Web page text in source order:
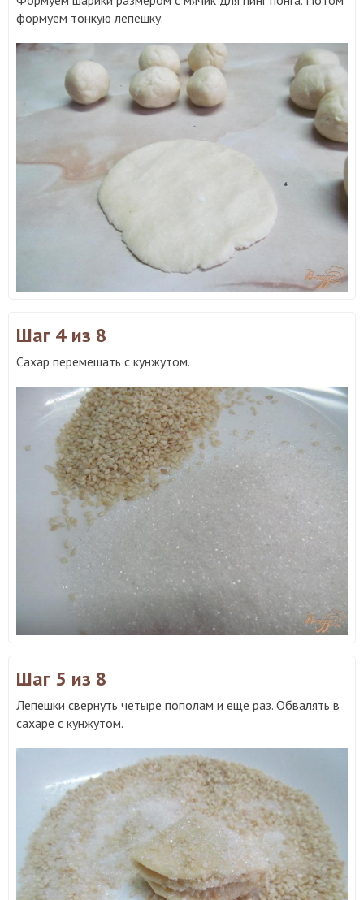
формуем тонкую лепешку.
Шаг 4 из 8
Сахар перемешать с кунжутом.
Шаг 5 из 8
Лепешки свернуть четыре пополам и еще раз. Обвалять в
сахаре с кунжутом.